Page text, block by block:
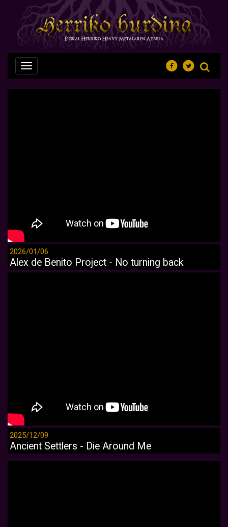
Nabegazioa
ireki
2026/01/06
Alex de Benito Project - No turning back
2025/12/09
Ancient Settlers - Die Around Me